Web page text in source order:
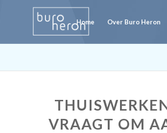
Home Over Buro Heron
VRAAGT OM